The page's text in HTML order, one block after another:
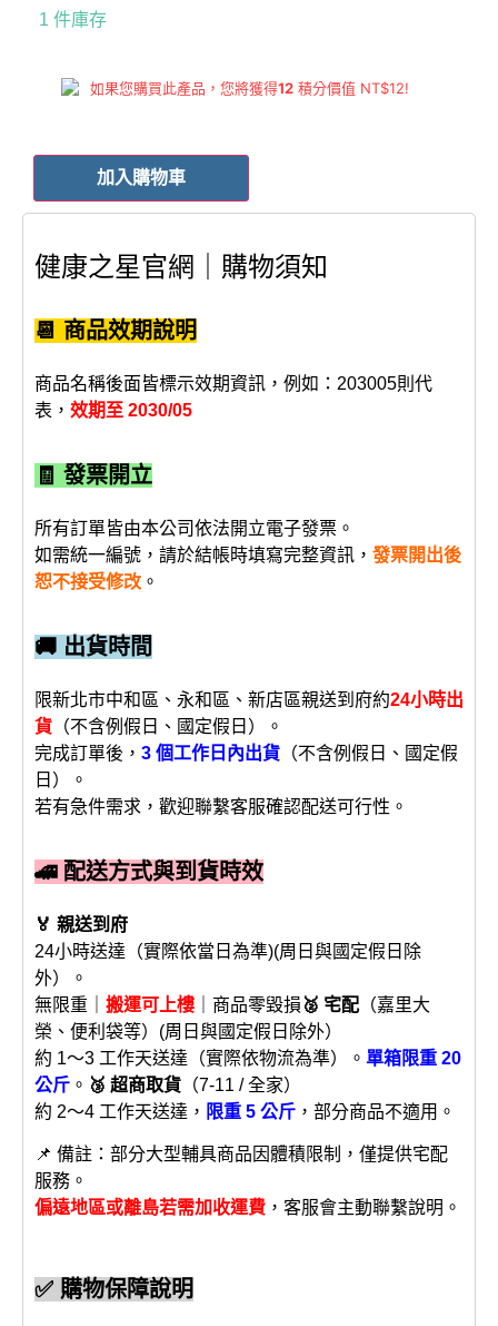
1 件庫存
如果您購買此產品，您將獲得12 積分價值 NT$12!
加入購物車
健康之星官網｜購物須知
📆 商品效期說明
商品名稱後面皆標示效期資訊，例如：203005則代
表， 效期至 2030/05
🧾 發票開立
所有訂單皆由本公司依法開立電子發票。
如需統一編號，請於結帳時填寫完整資訊， 發票開出後
恕不接受修改 。
🚚 出貨時間
限新北市中和區、永和區、新店區親送到府約24小時出
貨 （不含例假日、國定假日）。
完成訂單後， 3 個工作日內出貨 （不含例假日、國定假
日）。
若有急件需求，歡迎聯繫客服確認配送可行性。
🚄 配送方式與到貨時效
🏅 親送到府
24小時送達（實際依當日為準)(周日與國定假日除
外）。
無限重｜ 搬運可上樓 ｜商品零毀損 🥈 宅配 （嘉里大
榮、便利袋等）(周日與國定假日除外）
約 1～3 工作天送達（實際依物流為準）。 單箱限重 20
公斤 。 🥉 超商取貨 （7-11 / 全家）
約 2～4 工作天送達， 限重 5 公斤 ，部分商品不適用。
📌 備註：部分大型輔具商品因體積限制，僅提供宅配
服務。
偏遠地區或離島若需加收運費 ，客服會主動聯繫說明。
✅ 購物保障說明